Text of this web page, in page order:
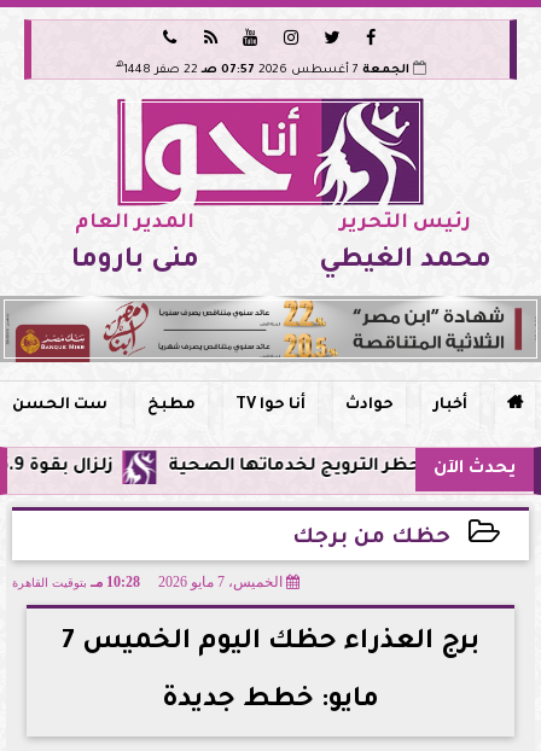






الجمعة 07:57 صـ 22 صفر 1448 هـ
رئيس التحرير
محمد الغيطي
المدير العام
منى باروما
 أخبار حوادث أنا حوا TV مطبخ ست الحسن
يحدث الآن زلزال بقوة 5.9 ريختر يشعر به سكان القاهرة وعدة محافظات.. مركزه شرق البحر المتوسط الترويج لخدماتها الصحية
حظك من برجك
الخميس، 7 مايو 2026 10:28 مـ بتوقيت القاهرة
برج العذراء حظك اليوم الخميس 7
مايو: خطط جديدة